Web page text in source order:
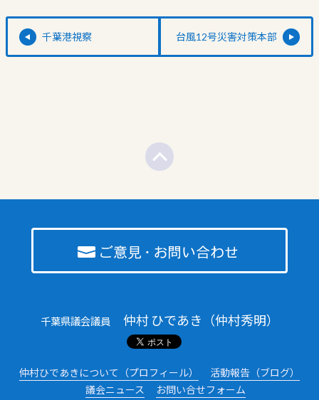
千葉港視察 台風12号災害対策本部
千葉県議会議員 仲村 ひであき（仲村秀明）
仲村ひであきについて（プロフィール）
活動報告（ブログ）
議会ニュース
お問い合せフォーム